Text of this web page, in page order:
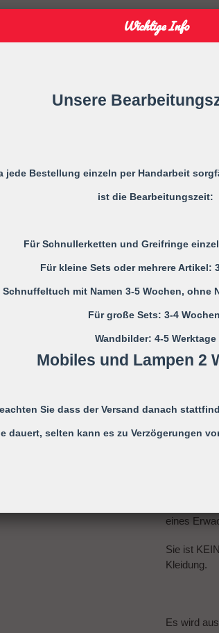
Vor
Bei ersten
Verlängern
Bitte die
Nicht
Niemals
Die
Monaten
eines
Sie ist
Kleidung.
Es wird
Wichtige Info
Unsere
jede Bestellung einzeln per Handarbeit
ist die Bearbeitungszeit:
Für Schnullerketten und Greifringe
Für kleine Sets oder mehrere Artikel:
Schnuffeltuch mit Namen 3-5 Wochen, ohne
Für große Sets: 3-4 Wochen
Wandbilder: 4-5 Werktage
Mobiles und Lampen 2
Sie dass der Versand danach
dauert, selten kann es zu Verzögerungen